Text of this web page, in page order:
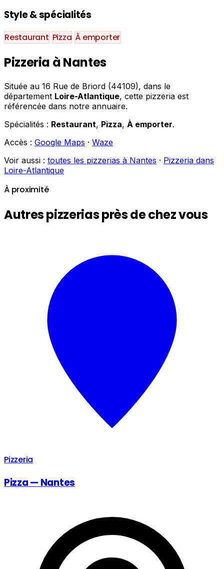
Style & spécialités
Restaurant Pizza À emporter
Pizzeria à Nantes
Située au 16 Rue de Briord (44109), dans le
département Loire-Atlantique, cette pizzeria est
référencée dans notre annuaire.
Spécialités : Restaurant, Pizza, À emporter.
Accès : Google Maps · Waze
Voir aussi : toutes les pizzerias à Nantes · Pizzeria dans
Loire-Atlantique
À proximité
Autres pizzerias près de chez vous
Pizzeria
Pizza — Nantes